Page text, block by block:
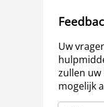
Uw
zullen uw
mogelijk